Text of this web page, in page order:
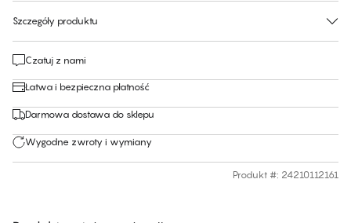
Szczegóły produktu
Czatuj z nami
Łatwa i bezpieczna płatność
Darmowa dostawa do sklepu
Wygodne zwroty i wymiany
Produkt #: 24210112161